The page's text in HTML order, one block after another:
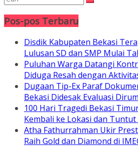
Pos-pos Terbaru
Disdik Kabupaten Bekasi
Lulusan SD dan SMP Mulai
Puluhan Warga Datangi
Diduga Resah dengan
Dugaan Tip-Ex Paraf
Bekasi Didesak Evaluasi
100 Hari Tragedi Bekasi
Kembali ke Lokasi dan Tuntut
Atha Fathurrahman Ukir
Raih Gold dan Diamond di